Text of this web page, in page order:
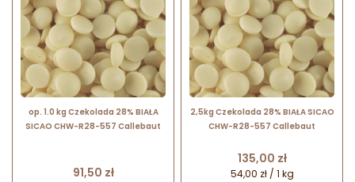
op. 1.0 kg Czekolada 28% BIAŁA
SICAO CHW-R28-557 Callebaut
Cena
91,50 zł
2,5kg Czekolada 28% BIAŁA SICAO
CHW-R28-557 Callebaut
Cena
135,00 zł
54,00 zł / 1 kg